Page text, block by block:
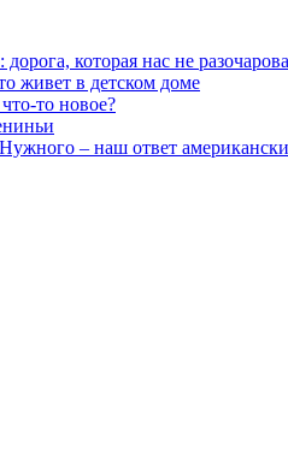
которая нас не
живет в детском доме
то новое?
– наш ответ